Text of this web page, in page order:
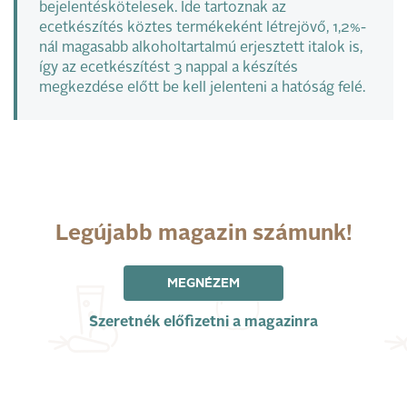
bejelentéskötelesek. Ide tartoznak az
ecetkészítés köztes termékeként létrejövő, 1,2%-
nál magasabb alkoholtartalmú erjesztett italok is,
így az ecetkészítést 3 nappal a készítés
megkezdése előtt be kell jelenteni a hatóság felé.
Legújabb magazin számunk!
MEGNÉZEM
Szeretnék előfizetni a magazinra